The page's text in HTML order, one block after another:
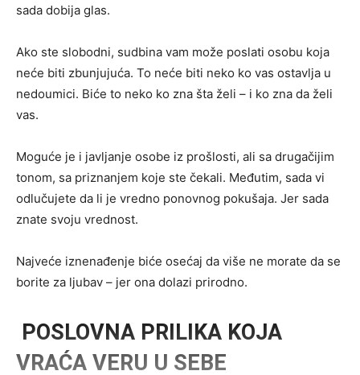
sada dobija glas.
Ako ste slobodni, sudbina vam može poslati osobu koja
neće biti zbunjujuća. To neće biti neko ko vas ostavlja u
nedoumici. Biće to neko ko zna šta želi – i ko zna da želi
vas.
Moguće je i javljanje osobe iz prošlosti, ali sa drugačijim
tonom, sa priznanjem koje ste čekali. Međutim, sada vi
odlučujete da li je vredno ponovnog pokušaja. Jer sada
znate svoju vrednost.
Najveće iznenađenje biće osećaj da više ne morate da se
borite za ljubav – jer ona dolazi prirodno.
POSLOVNA PRILIKA KOJA
VRAĆA VERU U SEBE